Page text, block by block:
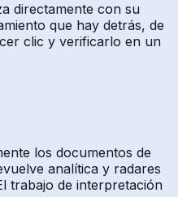
directamente con su
que hay detrás, de
clic y verificarlo en un
los documentos de
analítica y radares
trabajo de interpretación